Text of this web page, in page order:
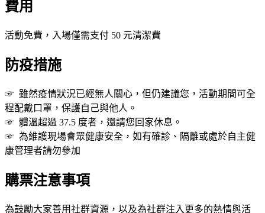
費用
活動免費，入場僅需支付 50 元清潔費
防疫措施
☞ 雖然疫情狀況已經無人關心，但仍建議您，活動期間可全
程配戴口罩，保護自己與他人。
☞ 體溫超過 37.5 度者，還請您回家休息。
☞ 為維護現場會眾健康安全，如有確診、隔離或處於自主健
康管理者請勿參加
購票注意事項
為鼓勵大家善用社群資源，以及為社群注入更多的熱情與活